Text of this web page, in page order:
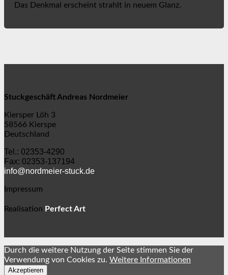
Das Denkmal erscheint strahlt in neuem Glanz.
Stuckgeschäft Andreas Nordmeier
Kiersper Löh 3
58566 Kierspe
Deutschland
Tel.: 02353-4290
Fax: 02353-137194
info@nordmeier-stuck.de
Impressum
Realisation Perfect Art
Durch die weitere Nutzung der Seite stimmen Sie der
Verwendung von Cookies zu. Weitere Informationen
Akzeptieren